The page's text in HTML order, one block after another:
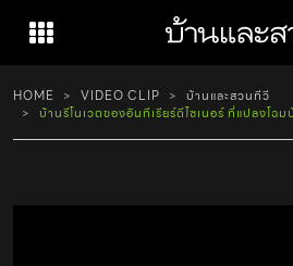
content
HOME VIDEO CLIP
บ้านและสวนทีวี
บ้านรีโนเวตของอินทีเรียร์ดีไซเนอร์ ที่แปลงโฉ